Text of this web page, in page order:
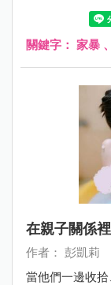
她賞了兩巴掌
房，然後喝了
關鍵字： 家暴 、
在親子關係
作者： 彭凱莉
當他們一邊收